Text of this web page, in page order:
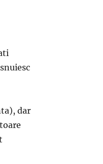
dar